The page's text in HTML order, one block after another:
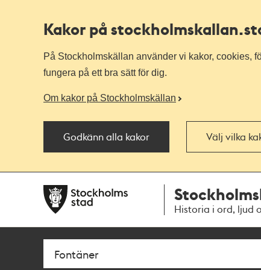
Kakor på stockholmskallan
På Stockholmskällan använder vi kakor, cookies,
fungera på ett bra sätt för dig.
Om kakor på Stockholmskällan
Godkänn alla kakor Välj vilka
navigationen
huvudinnehållet
Historia i ord, ljud
Sök